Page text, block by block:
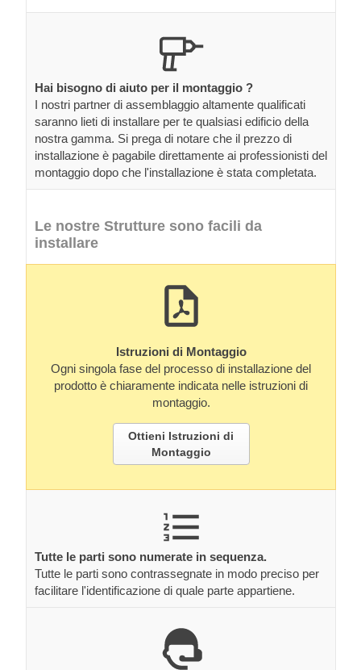
Hai bisogno di aiuto per il montaggio ?
I nostri partner di assemblaggio altamente qualificati
saranno lieti di installare per te qualsiasi edificio della
nostra gamma. Si prega di notare che il prezzo di
installazione è pagabile direttamente ai professionisti del
montaggio dopo che l'installazione è stata completata.
Le nostre Strutture sono facili da
installare
Istruzioni di Montaggio
Ogni singola fase del processo di installazione del
prodotto è chiaramente indicata nelle istruzioni di
montaggio.
Ottieni Istruzioni di
Montaggio
Tutte le parti sono numerate in sequenza.
Tutte le parti sono contrassegnate in modo preciso per
facilitare l'identificazione di quale parte appartiene.